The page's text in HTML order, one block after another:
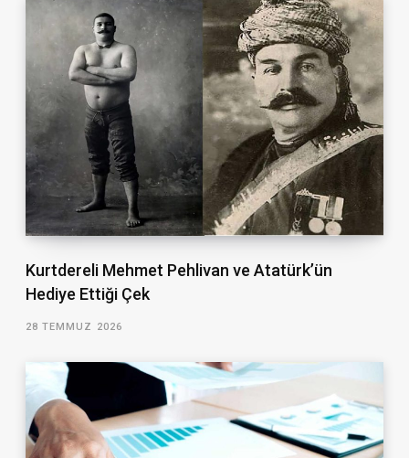
Kurtdereli Mehmet Pehlivan ve Atatürk’ün
Hediye Ettiği Çek
28 TEMMUZ 2026